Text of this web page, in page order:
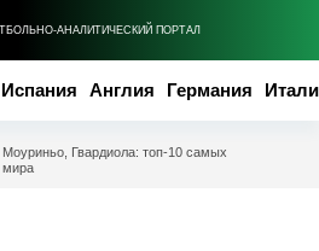
АНАЛИТИЧЕСКИЙ ПОРТАЛ
Испания Англия Германия
Моуриньо, Гвардиола: топ-10 самых
мира